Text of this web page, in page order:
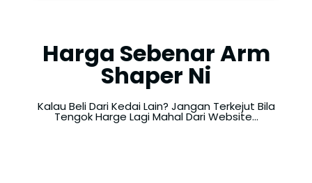
Harga Sebenar Arm
Shaper Ni
Kalau Beli Dari Kedai Lain? Jangan Terkejut Bila
Tengok Harge Lagi Mahal Dari Website...